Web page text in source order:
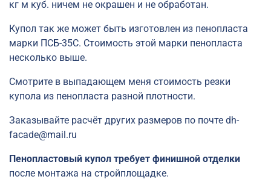
кг м куб. ничем не окрашен и не обработан.
Купол так же может быть изготовлен из пенопласта
марки ПСБ-35С. Стоимость этой марки пенопласта
несколько выше.
Смотрите в выпадающем меня стоимость резки
купола из пенопласта разной плотности.
Заказывайте расчёт других размеров по почте dh-
facade@mail.ru
Пенопластовый купол требует финишной отделки
после монтажа на стройплощадке.